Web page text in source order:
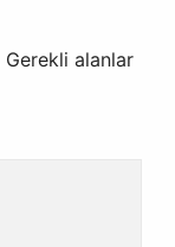
Gerekli alanlar